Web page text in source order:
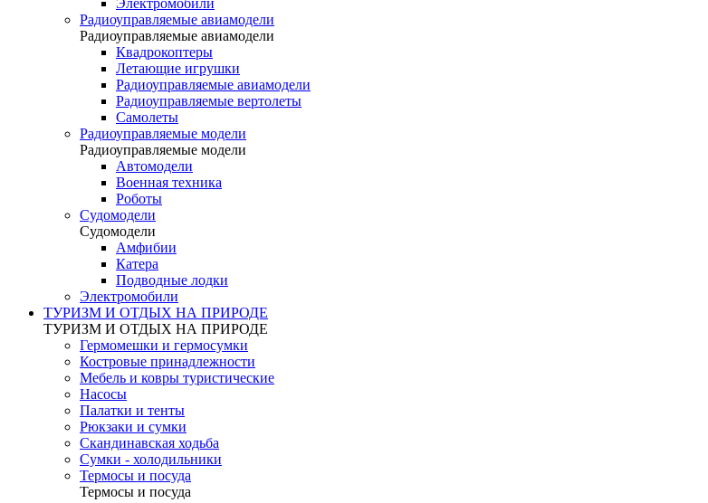
Электромобили
Радиоуправляемые авиамодели
Радиоуправляемые авиамодели
Квадрокоптеры
Летающие игрушки
Радиоуправляемые авиамодели
Радиоуправляемые вертолеты
Самолеты
Радиоуправляемые модели
Радиоуправляемые модели
Автомодели
Военная техника
Роботы
Судомодели
Судомодели
Амфибии
Катера
Подводные лодки
Электромобили
ТУРИЗМ И ОТДЫХ НА ПРИРОДЕ
ТУРИЗМ И ОТДЫХ НА ПРИРОДЕ
Гермомешки и гермосумки
Костровые принадлежности
Мебель и ковры туристические
Насосы
Палатки и тенты
Рюкзаки и сумки
Скандинавская ходьба
Сумки - холодильники
Термосы и посуда
Термосы и посуда